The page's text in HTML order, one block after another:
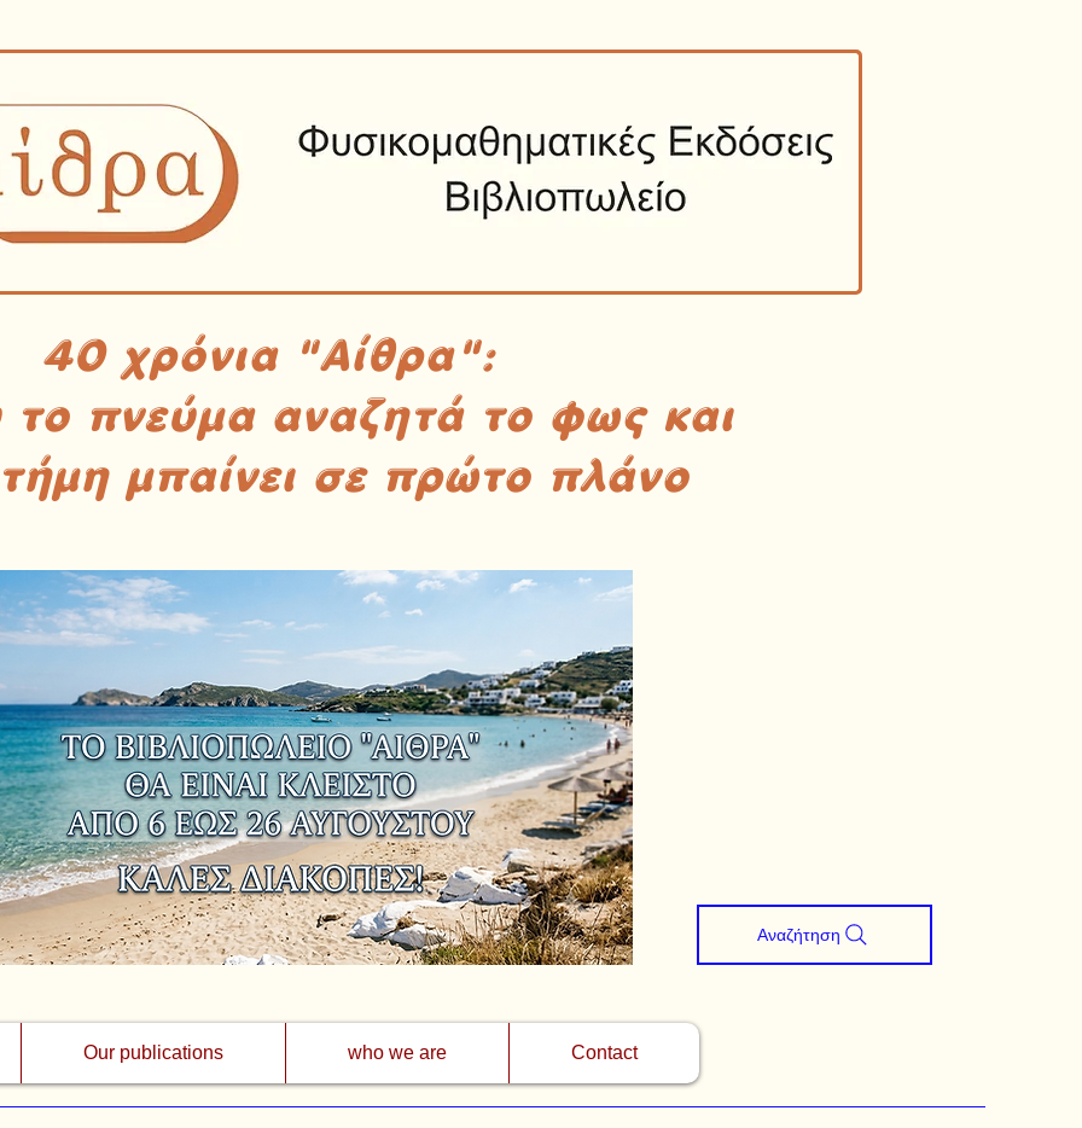
40 χρόνια "Αίθρα":
το πνεύμα αναζητά το φως και
μπαίνει σε πρώτο πλάνο
Our publications who we are Contact
Αναζήτηση